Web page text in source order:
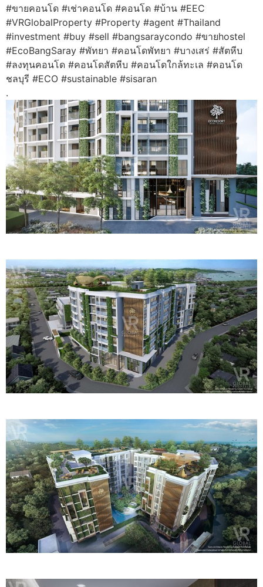
#ขายคอนโด #เช่าคอนโด #คอนโด #บ้าน #EEC
#VRGlobalProperty #Property #agent #Thailand
#investment #buy #sell #bangsaraycondo #ขายhostel
#EcoBangSaray #พัทยา #คอนโดพัทยา #บางเสร่ #สัตหีบ
#ลงทุนคอนโด #คอนโดสัตหีบ #คอนโดใกล้ทะเล #คอนโด
ชลบุรี #ECO #sustainable #sisaran
.